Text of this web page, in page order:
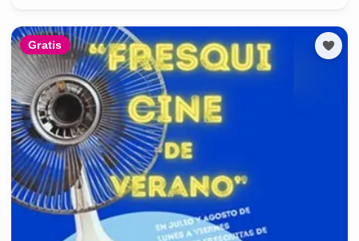
Gratis